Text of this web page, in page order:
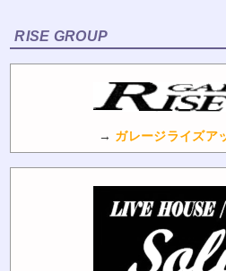
RISE GROUP
→ ガレージライズア